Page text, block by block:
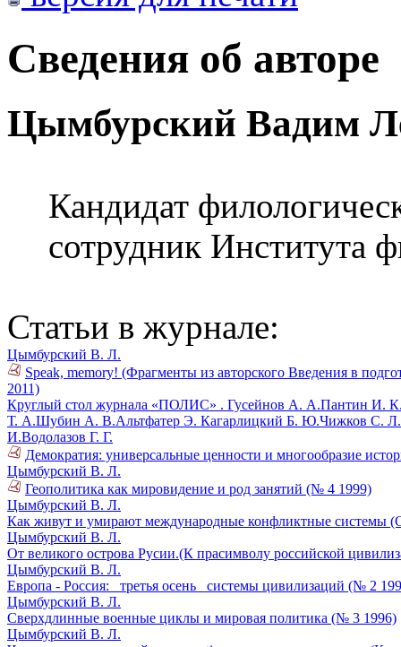
Сведения об авторе
Цымбурский Вадим
Кандидат
сотрудник Института
Статьи в журнале:
Цымбурский В. Л.
Speak, memory! (Фрагменты из авторского Введения в
2011)
Круглый стол журнала «ПОЛИС» . Гусейнов А. А.Пантин И.
Т. А.Шубин А. В.Альтфатер Э. Кагарлицкий Б. Ю.Чижков С. Л.
И.Водолазов Г. Г.
Демократия: универсальные ценности и многообразие
Цымбурский В. Л.
Геополитика как мировидение и род занятий (№ 4 1999)
Цымбурский В. Л.
Как живут и умирают международные конфликтные системы
Цымбурский В. Л.
От великого острова Русии.(К прасимволу российской
Цымбурский В. Л.
Европа - Россия: _третья осень_ системы цивилизаций (№ 2
Цымбурский В. Л.
Сверхдлинные военные циклы и мировая политика (№ 3 1996)
Цымбурский В. Л.